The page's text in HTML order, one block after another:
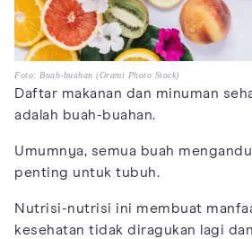
Foto: Buah-buahan (Orami Photo Stock)
Daftar makanan dan minuman
adalah buah-buahan.
Umumnya, semua buah
penting untuk tubuh.
Nutrisi-nutrisi ini membuat
kesehatan tidak diragukan lagi